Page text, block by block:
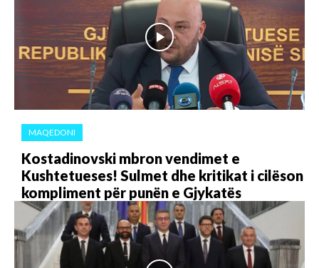
MAQEDONI
Kostadinovski mbron vendimet e
Kushtetueses! Sulmet dhe kritikat i cilëson
kompliment për punën e Gjykatës